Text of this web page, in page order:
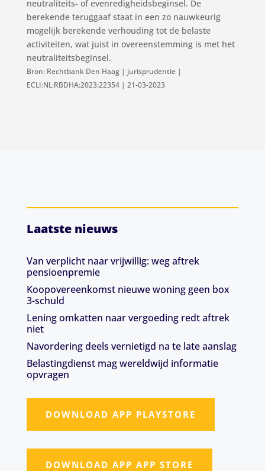
neutraliteits- of evenredigheidsbeginsel. De
berekende teruggaaf staat in een zo nauwkeurig
mogelijk berekende verhouding tot de belaste
activiteiten, wat juist in overeenstemming is met het
neutraliteitsbeginsel.
Bron: Rechtbank Den Haag | jurisprudentie |
ECLI:NL:RBDHA:2023:22354 | 21-03-2023
Laatste nieuws
Van verplicht naar vrijwillig: weg aftrek
pensioenpremie
Koopovereenkomst nieuwe woning geen box
3-schuld
Lening omkatten naar vergoeding redt aftrek
niet
Navordering deels vernietigd na te late aanslag
Belastingdienst mag wereldwijd informatie
opvragen
DOWNLOAD APP PLAYSTORE
DOWNLOAD APP APP STORE